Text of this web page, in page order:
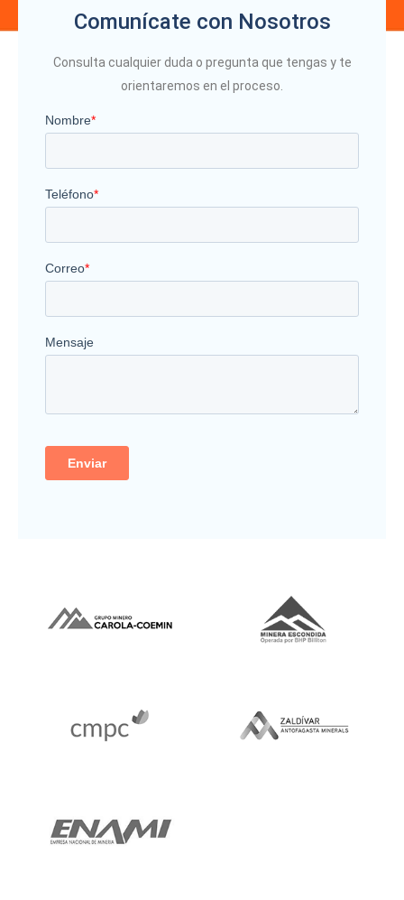
Comunícate con Nosotros
Consulta cualquier duda o pregunta que tengas y te
orientaremos en el proceso.